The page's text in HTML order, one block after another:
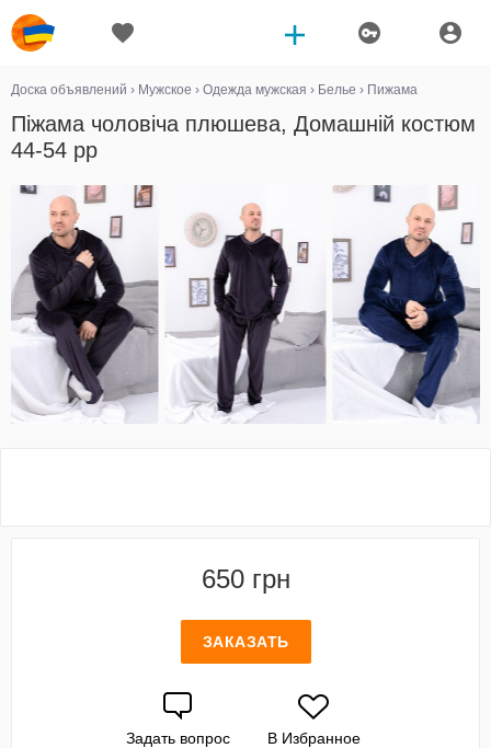
Доска объявлений › Мужское › Одежда мужская › Белье › Пижама
Піжама чоловіча плюшева, Домашній костюм
44-54 рр
650 грн
ЗАКАЗАТЬ
Задать вопрос В Избранное